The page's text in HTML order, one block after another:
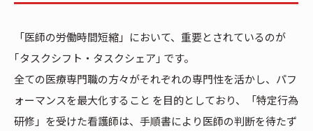
「医師の労働時間短縮」において、重要とされているのが
｢タスクシフト・タスクシェア｣ です。
全ての医療専門職の方々がそれぞれの専門性を活かし、パフ
ォーマンスを最大化すること を目的としており、「特定行為
研修」を受けた看護師は、手順書により医師の判断を待たず